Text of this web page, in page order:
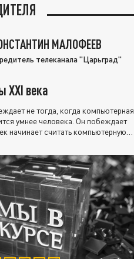
МАЛОФЕЕВ
телеканала "Царьград"
XXI века
не тогда, когда компьютерная
умнее человека. Он побеждает
начинает считать компьютерную